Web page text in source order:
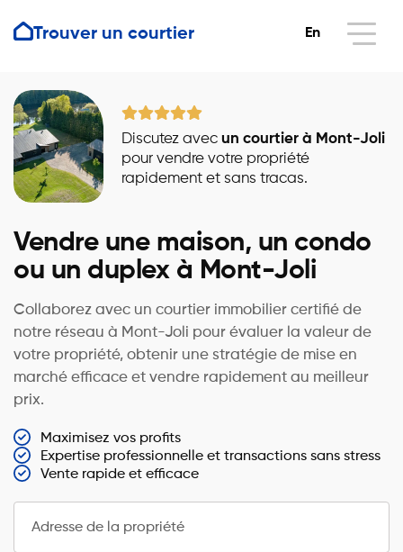
Trouver un courtier En
Discutez avec un courtier à Mont-Joli
pour vendre votre propriété
rapidement et sans tracas.
Vendre une maison, un condo
ou un duplex à Mont-Joli
Collaborez avec un courtier immobilier certifié de
notre réseau à Mont-Joli pour évaluer la valeur de
votre propriété, obtenir une stratégie de mise en
marché efficace et vendre rapidement au meilleur
prix.
Maximisez vos profits
Expertise professionnelle et transactions sans stress
Vente rapide et efficace
Adresse de la propriété